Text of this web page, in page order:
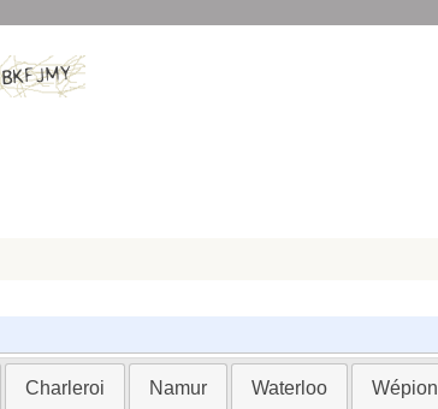
Charleroi Namur Waterloo Wépion